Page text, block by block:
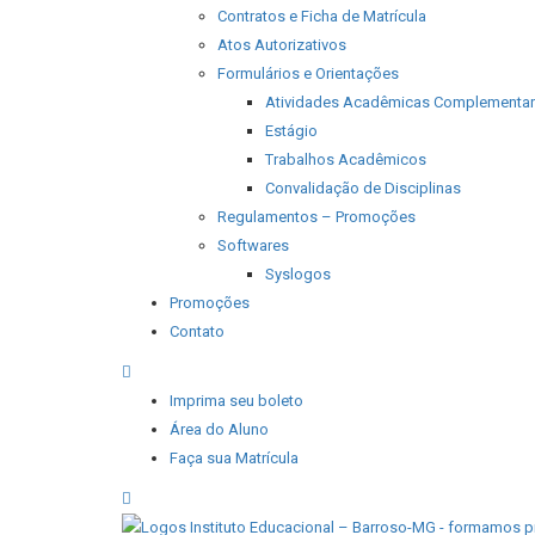
Contratos e Ficha de Matrícula
Atos Autorizativos
Formulários e Orientações
Atividades Acadêmicas
Estágio
Trabalhos Acadêmicos
Convalidação de Disciplinas
Regulamentos – Promoções
Softwares
Syslogos
Promoções
Contato
Imprima seu boleto
Área do Aluno
Faça sua Matrícula